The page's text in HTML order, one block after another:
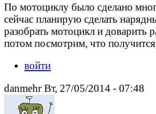
По мотоциклу было сделано
сейчас планирую сделать
разобрать мотоцикл и доварить
потом посмотрим, что
войти
danmehr Вт, 27/05/2014 - 07:48